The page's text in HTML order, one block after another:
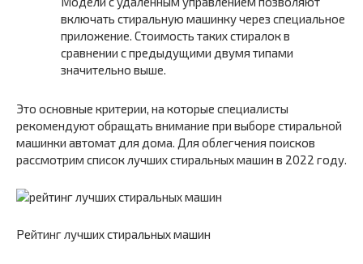
включать стиральную машинку через специальное
приложение. Стоимость таких стиралок в
сравнении с предыдущими двумя типами
значительно выше.
Это основные критерии, на которые специалисты
рекомендуют обращать внимание при выборе стиральной
машинки автомат для дома. Для облегчения поисков
рассмотрим список лучших стиральных машин в 2022 году.
Рейтинг лучших стиральных машин